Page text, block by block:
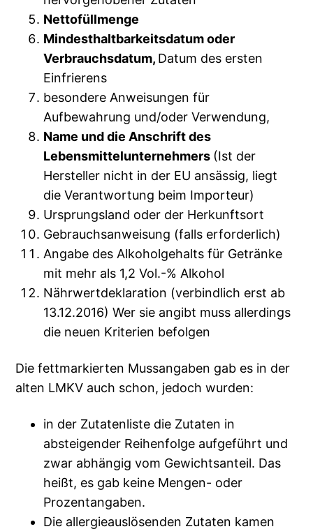
Nettofüllmenge
Mindesthaltbarkeitsdatum oder
Verbrauchsdatum, Datum des ersten
Einfrierens
besondere Anweisungen für
Aufbewahrung und/oder Verwendung,
Name und die Anschrift des
Lebensmittelunternehmers (Ist der
Hersteller nicht in der EU ansässig, liegt
die Verantwortung beim Importeur)
Ursprungsland oder der Herkunftsort
Gebrauchsanweisung (falls erforderlich)
Angabe des Alkoholgehalts für Getränke
mit mehr als 1,2 Vol.-% Alkohol
Nährwertdeklaration (verbindlich erst ab
13.12.2016) Wer sie angibt muss allerdings
die neuen Kriterien befolgen
Die fettmarkierten Mussangaben gab es in der
alten LMKV auch schon, jedoch wurden:
in der Zutatenliste die Zutaten in
absteigender Reihenfolge aufgeführt und
zwar abhängig vom Gewichtsanteil. Das
heißt, es gab keine Mengen- oder
Prozentangaben.
Die allergieauslösenden Zutaten kamen